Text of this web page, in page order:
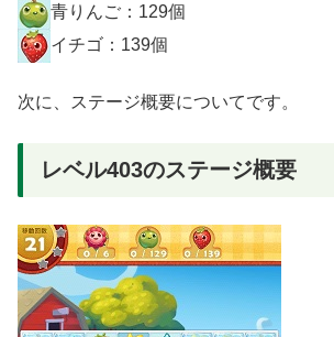
青りんご：129個
イチゴ：139個
次に、ステージ概要についてです。
レベル403のステージ概要